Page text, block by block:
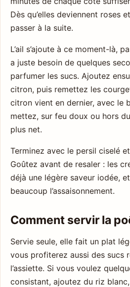
Dès qu’elles deviennent roses
passer à la suite.
L’ail s’ajoute à ce moment-là,
a juste besoin de quelques
parfumer les sucs. Ajoutez
citron, puis remettez les
citron vient en dernier, avec le
mettez, sur feu doux ou hors
plus net.
Terminez avec le persil ciselé
Goûtez avant de resaler : les
déjà une légère saveur iodée,
beaucoup l’assaisonnement.
Comment servir la
Servie seule, elle fait un plat
vous profiterez aussi des sucs
l’assiette. Si vous voulez
consistant, ajoutez du riz